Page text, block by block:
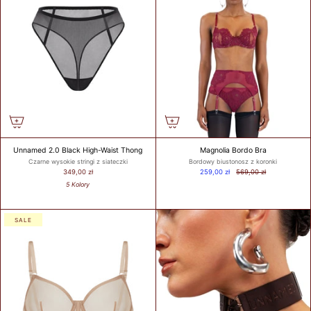
BIUSTEM
Take a snug
measurement around
your rib cage directly
under your bust and
parallel to the
dokładnego pomiaru
bezpośrednio pod
biustem i równolegle
do podłoża.
MEASURE? /
JAK
ZMIERZYĆ?
Put on your
Unnamed 2.0 Black High-Waist Thong
Czarne wysokie stringi z siateczki
349,00 zł
5 Kolory
Magnolia Bordo Bra
Bordowy biustonosz z koronki
259,00 zł
569,00 zł
SALE